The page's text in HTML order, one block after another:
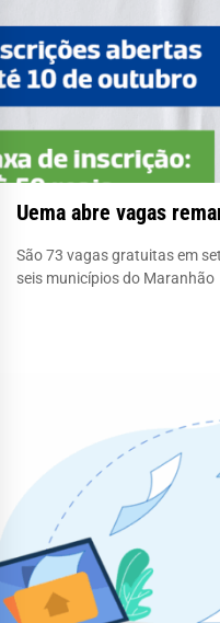
Uema abre vagas
São 73 vagas gratuitas em
seis municípios do Maranhão